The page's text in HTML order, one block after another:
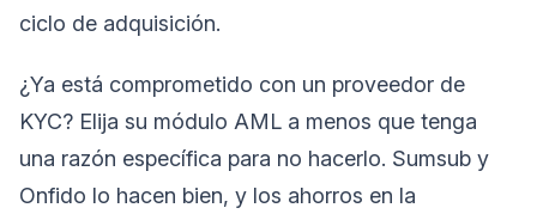
ciclo de adquisición.
¿Ya está comprometido con un proveedor de
KYC? Elija su módulo AML a menos que tenga
una razón específica para no hacerlo. Sumsub y
Onfido lo hacen bien, y los ahorros en la